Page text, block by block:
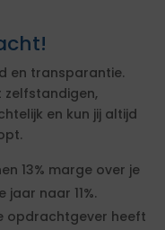
en transparantie.
zelfstandigen,
en kun jij altijd
13% marge over je
naar 11%.
opdrachtgever heeft